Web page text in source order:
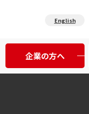
English
企業の方へ